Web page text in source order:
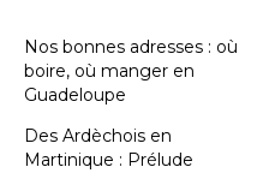
Nos bonnes adresses : où
boire, où manger en
Guadeloupe
Des Ardèchois en
Martinique : Prélude